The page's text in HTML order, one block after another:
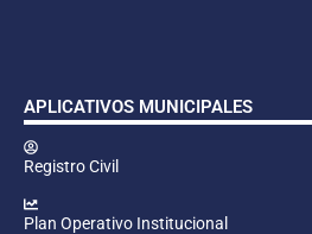
APLICATIVOS MUNICIPALES
Registro Civil
Plan Operativo Institucional